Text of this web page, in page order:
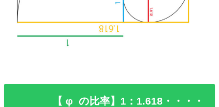
【 φ の比率】1：1.618・・・・